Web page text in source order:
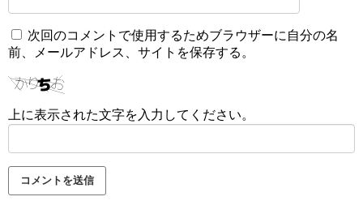
次回のコメントで使用するためブラウザーに自分の名
前、メールアドレス、サイトを保存する。
上に表示された文字を入力してください。